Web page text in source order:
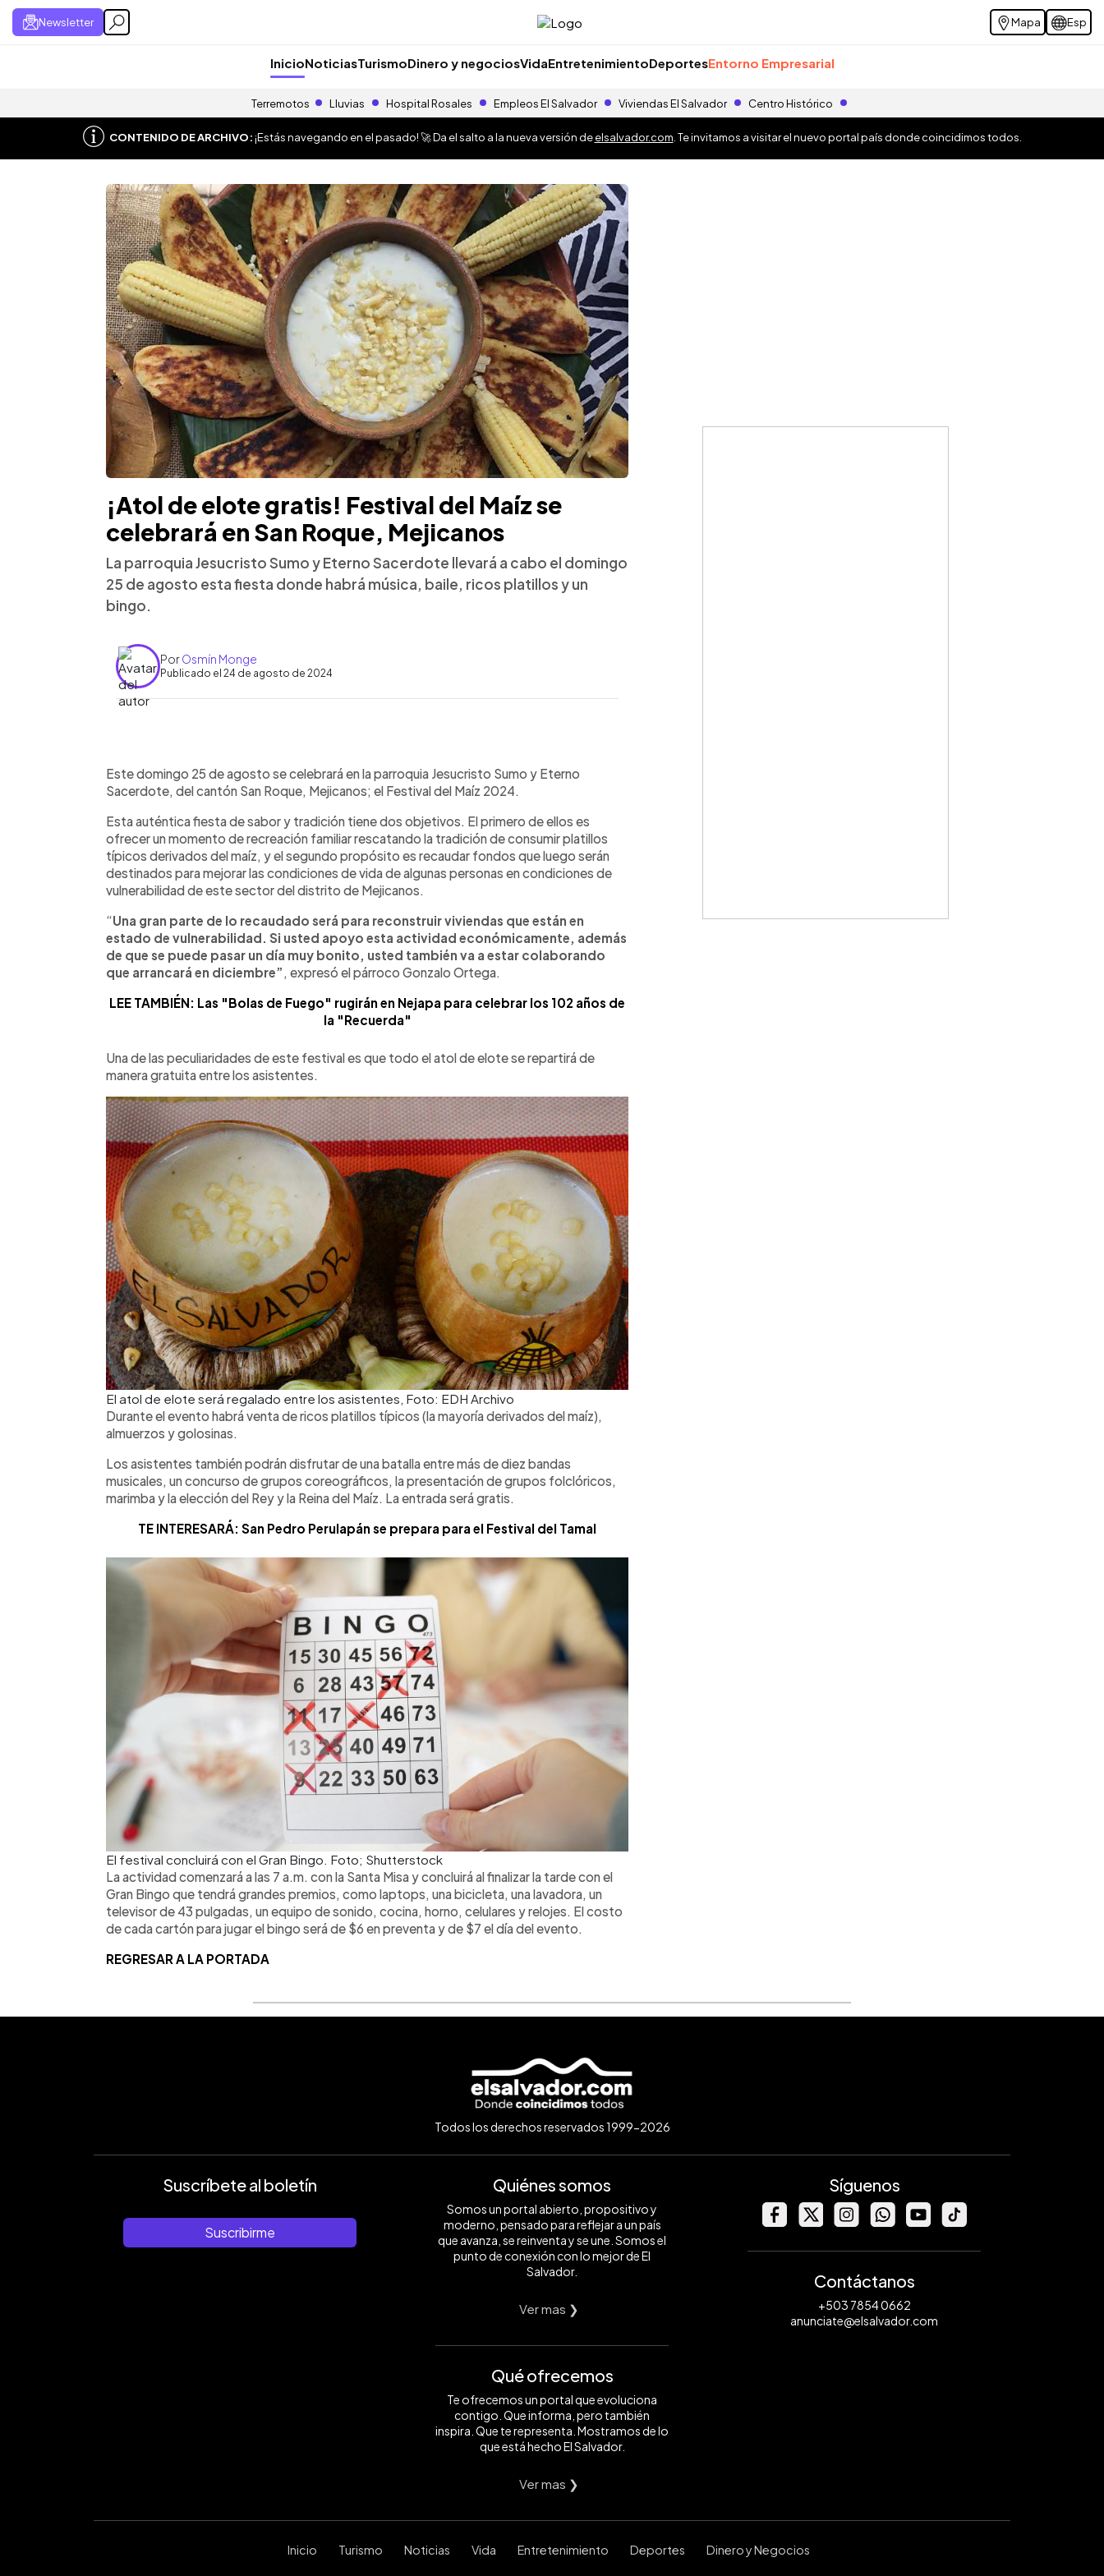
Newsletter Mapa Esp
InicioNoticiasTurismoDinero y negociosVidaEntretenimientoDeportesEntorno Empresarial
Terremotos Lluvias Hospital Rosales Empleos El Salvador Viviendas El Salvador Centro Histórico
CONTENIDO DE ARCHIVO:¡Estás navegando en el pasado! 🚀 Da el salto a la nueva versión deelsalvador.com . Te invitamos a visitar el nuevo portal país donde coincidimos todos.
¡Atol de elote gratis! Festival del Maíz se
celebrará en San Roque, Mejicanos
La parroquia Jesucristo Sumo y Eterno Sacerdote llevará a cabo el domingo
25 de agosto esta fiesta donde habrá música, baile, ricos platillos y un
bingo.
PorOsmín Monge
Publicado el 24 de agosto de 2024
► Escuchar artículo
Este domingo 25 de agosto se celebrará en la parroquia Jesucristo Sumo y Eterno
Sacerdote, del cantón San Roque, Mejicanos; el Festival del Maíz 2024.
Esta auténtica fiesta de sabor y tradición tiene dos objetivos. El primero de ellos es
ofrecer un momento de recreación familiar rescatando la tradición de consumir platillos
típicos derivados del maíz, y el segundo propósito es recaudar fondos que luego serán
destinados para mejorar las condiciones de vida de algunas personas en condiciones de
vulnerabilidad de este sector del distrito de Mejicanos.
“Una gran parte de lo recaudado será para reconstruir viviendas que están en
estado de vulnerabilidad. Si usted apoyo esta actividad económicamente, además
de que se puede pasar un día muy bonito, usted también va a estar colaborando
que arrancará en diciembre” , expresó el párroco Gonzalo Ortega.
LEE TAMBIÉN: Las "Bolas de Fuego" rugirán en Nejapa para celebrar los 102 años de
la "Recuerda"
Una de las peculiaridades de este festival es que todo el atol de elote se repartirá de
manera gratuita entre los asistentes.
El atol de elote será regalado entre los asistentes, Foto: EDH Archivo
Durante el evento habrá venta de ricos platillos típicos (la mayoría derivados del maíz),
almuerzos y golosinas.
Los asistentes también podrán disfrutar de una batalla entre más de diez bandas
musicales, un concurso de grupos coreográficos, la presentación de grupos folclóricos,
marimba y la elección del Rey y la Reina del Maíz. La entrada será gratis.
TE INTERESARÁ: San Pedro Perulapán se prepara para el Festival del Tamal
El festival concluirá con el Gran Bingo. Foto; Shutterstock
La actividad comenzará a las 7 a.m. con la Santa Misa y concluirá al finalizar la tarde con el
Gran Bingo que tendrá grandes premios, como laptops, una bicicleta, una lavadora, un
televisor de 43 pulgadas, un equipo de sonido, cocina, horno, celulares y relojes. El costo
de cada cartón para jugar el bingo será de $6 en preventa y de $7 el día del evento.
REGRESAR A LA PORTADA
Todos los derechos reservados 1999-2026
Suscríbete al boletín
Suscribirme
Quiénes somos
Somos un portal abierto, propositivo y
moderno, pensado para reflejar a un país
que avanza, se reinventa y se une. Somos el
punto de conexión con lo mejor de El
Salvador.
Ver mas ❯
Qué ofrecemos
Te ofrecemos un portal que evoluciona
contigo. Que informa, pero también
inspira. Que te representa. Mostramos de lo
que está hecho El Salvador.
Ver mas ❯
Síguenos
Contáctanos
+503 7854 0662
anunciate@elsalvador.com
Inicio Turismo Noticias Vida Entretenimiento Deportes Dinero y Negocios